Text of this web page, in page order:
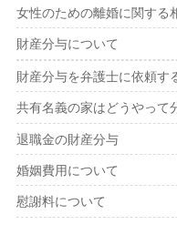
女性のための離婚に関する
財産分与について
財産分与を弁護士に依頼す
共有名義の家はどうやって
退職金の財産分与
婚姻費用について
慰謝料について